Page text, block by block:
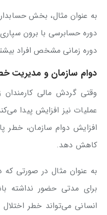
به عنوان مثال، بخش
دوره حسابرسی با برون
دوره زمانی مشخص افراد
دوام سازمان و مدیریت
وقتی گردش مالی
عملیات نیز افزایش پیدا
افزایش دوام سازمان، خطر
کاهش دهد.
به عنوان مثال در صورتی
برای مدتی حضور نداشته
انسانی می‌تواند خطر